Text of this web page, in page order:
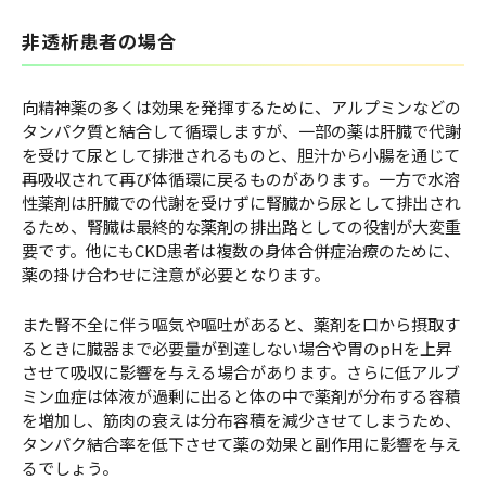
非透析患者の場合
向精神薬の多くは効果を発揮するために、アルプミンなどの
タンパク質と結合して循環しますが、一部の薬は肝臓で代謝
を受けて尿として排泄されるものと、胆汁から小腸を通じて
再吸収されて再び体循環に戻るものがあります。一方で水溶
性薬剤は肝臓での代謝を受けずに腎臓から尿として排出され
るため、腎臓は最終的な薬剤の排出路としての役割が大変重
要です。他にもCKD患者は複数の身体合併症治療のために、
薬の掛け合わせに注意が必要となります。
また腎不全に伴う嘔気や嘔吐があると、薬剤を口から摂取す
るときに臓器まで必要量が到達しない場合や胃のpHを上昇
させて吸収に影響を与える場合があります。さらに低アルブ
ミン血症は体液が過剰に出ると体の中で薬剤が分布する容積
を増加し、筋肉の衰えは分布容積を減少させてしまうため、
タンパク結合率を低下させて薬の効果と副作用に影響を与え
るでしょう。